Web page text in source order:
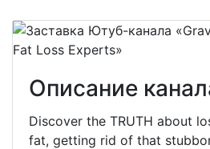
Описание
Discover the TRUTH about
fat, getting rid of that